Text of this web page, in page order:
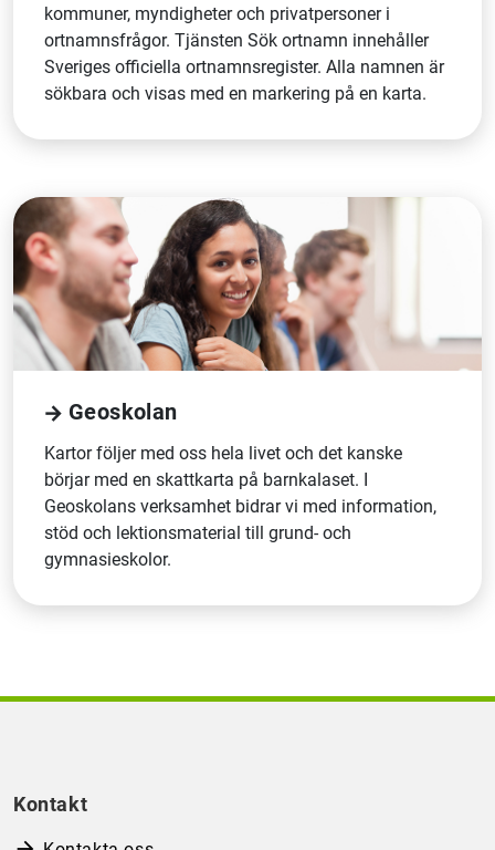
kommuner, myndigheter och privatpersoner i
ortnamnsfrågor. Tjänsten Sök ortnamn innehåller
Sveriges officiella ortnamnsregister. Alla namnen är
sökbara och visas med en markering på en karta.
Geoskolan
Kartor följer med oss hela livet och det kanske
börjar med en skattkarta på barnkalaset. I
Geoskolans verksamhet bidrar vi med information,
stöd och lektionsmaterial till grund- och
gymnasieskolor.
Kontakt